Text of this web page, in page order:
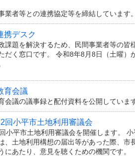
業者等との連携協定等を締結しています。
携デスク
課題を解決するため、民間事業者等の皆
だく窓口です。 令和8年8月8日（土曜）
育会議
会議の議事録と配付資料を公開しています
回小平市土地利用審議会
小平市土地利用審議会を開催します。 小
、土地利用構想の届出等があった際、市
にあたり、意見を聴くための機関です。